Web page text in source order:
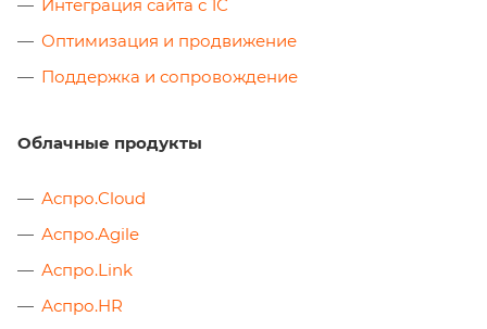
Интеграция сайта с 1С
Оптимизация и продвижение
Поддержка и сопровождение
Облачные продукты
Аспро.Cloud
Аспро.Agile
Аспро.Link
Аспро.HR